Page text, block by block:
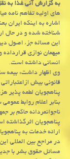
به گزارش آنی غذا به
های اولیه تفاهم نامه
اشاره به اینكه ایران
شناخته شده و در حال
این مساله جزء اصول
میهمان نوازی
انسانی داشته است.
وی اظهار داشت: بیمه
قانونی بیش
پناهجویان لطمه پذیر
بنابر اعلام روابط عمومی
ناجوانمردانه حاكم بر
پناهجویان اثرگذاشته
ارائه خدمات به
در مراجع بین المللی
مسائل حقوق بشر با